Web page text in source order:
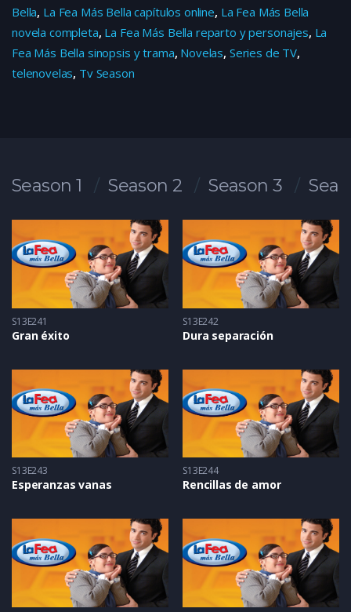
Bella, La Fea Más Bella capítulos online, La Fea Más Bella
novela completa, La Fea Más Bella reparto y personajes, La
Fea Más Bella sinopsis y trama, Novelas, Series de TV,
telenovelas, Tv Season
Season 1 Season 2 Season 3
S13E241
Gran éxito
S13E242
Dura separación
S13E243
Esperanzas vanas
S13E244
Rencillas de amor